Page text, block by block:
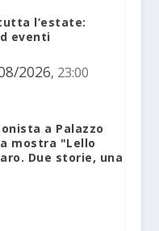
l’estate:
eventi
2026, 23:00
a Palazzo
mostra "Lello
Due storie, una